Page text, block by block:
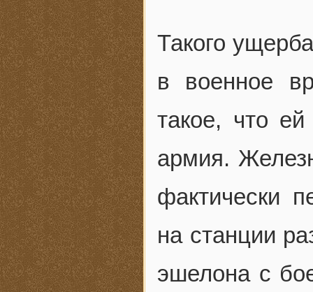
Такого
в военное
такое, что
армия.
фактически
на станции
эшелона с